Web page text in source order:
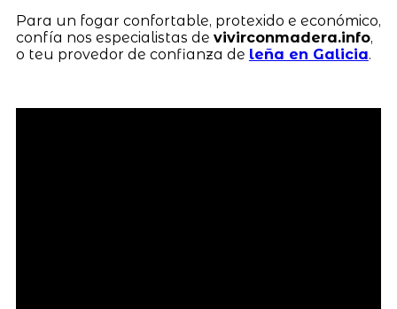
Para un fogar confortable, protexido e económico,
confía nos especialistas de vivirconmadera.info,
o teu provedor de confianza de leña en Galicia.